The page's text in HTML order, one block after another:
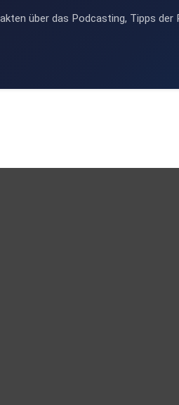
über das Podcasting, Tipps der